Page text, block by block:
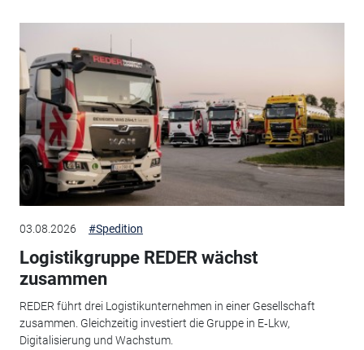
03.08.2026 #Spedition
Logistikgruppe REDER wächst
zusammen
REDER führt drei Logistikunternehmen in einer Gesellschaft
zusammen. Gleichzeitig investiert die Gruppe in E‑Lkw,
Digitalisierung und Wachstum.